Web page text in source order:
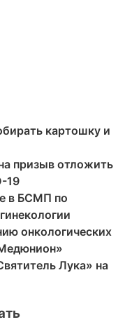
картошку и
призыв отложить
19
в БСМП по
онкологических
Лука» на